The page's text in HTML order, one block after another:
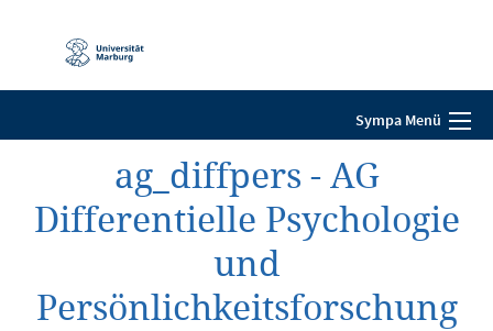
Navigation
Sympa Menü
ag_diffpers - AG
Differentielle Psychologie
und
Persönlichkeitsforschung